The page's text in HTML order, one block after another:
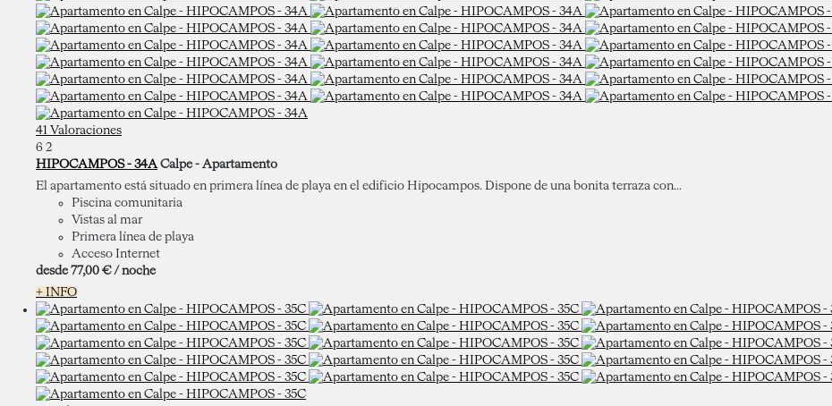
41 Valoraciones
6 2
HIPOCAMPOS - 34A Calpe - Apartamento
El apartamento está situado en primera línea de playa en el edificio Hipocampos. Dispone de una bonita terraza con...
Piscina comunitaria
Vistas al mar
Primera línea de playa
Acceso Internet
desde 77,00 € / noche
+ INFO